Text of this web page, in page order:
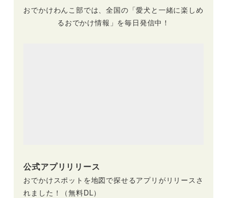
おでかけわんこ部では、全国の「愛犬と一緒に楽しめ
るおでかけ情報」を毎日発信中！
公式アプリリリース
おでかけスポットを地図で探せるアプリがリリースさ
れました！（無料DL）